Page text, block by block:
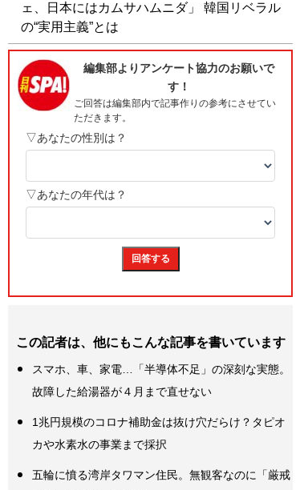
ェ、日本にはカムサハムニダ」 韓国リベラル
の“実用主義”とは
この記者は、他にもこんな記事を書いています
スマホ、車、家電…「半導体不足」の深刻な実態。
故障した給湯器が４月まで直せない
1兆円規模のコロナ補助金は抜け穴だらけ？タピオ
カや水素水の事業まで採択
五輪に憤る湾岸タワマン住民。無観客なのに「厳戒